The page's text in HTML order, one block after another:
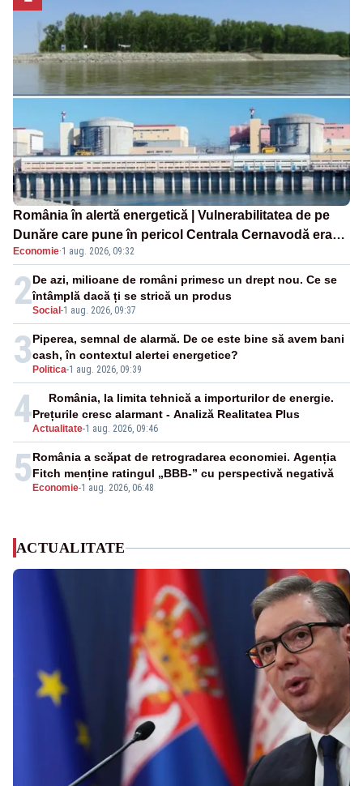
România în alertă energetică | Vulnerabilitatea de pe
Dunăre care pune în pericol Centrala Cernavodă era
cunoscută de pe vremea lui Ceaușescu
Economie·1 aug. 2026, 09:32
2Social -1 aug. 2026, 09:37
De azi, milioane de români primesc un drept nou. Ce se
întâmplă dacă ți se strică un produs
3 Politica-1 aug. 2026, 09:39
Piperea, semnal de alarmă. De ce este bine să avem bani
cash, în contextul alertei energetice?
4Actualitate-1 aug. 2026, 09:46
România, la limita tehnică a importurilor de energie.
Prețurile cresc alarmant - Analiză Realitatea Plus
5 Economie-1 aug. 2026, 06:48
România a scăpat de retrogradarea economiei. Agenția
Fitch menține ratingul „BBB-” cu perspectivă negativă
ACTUALITATE